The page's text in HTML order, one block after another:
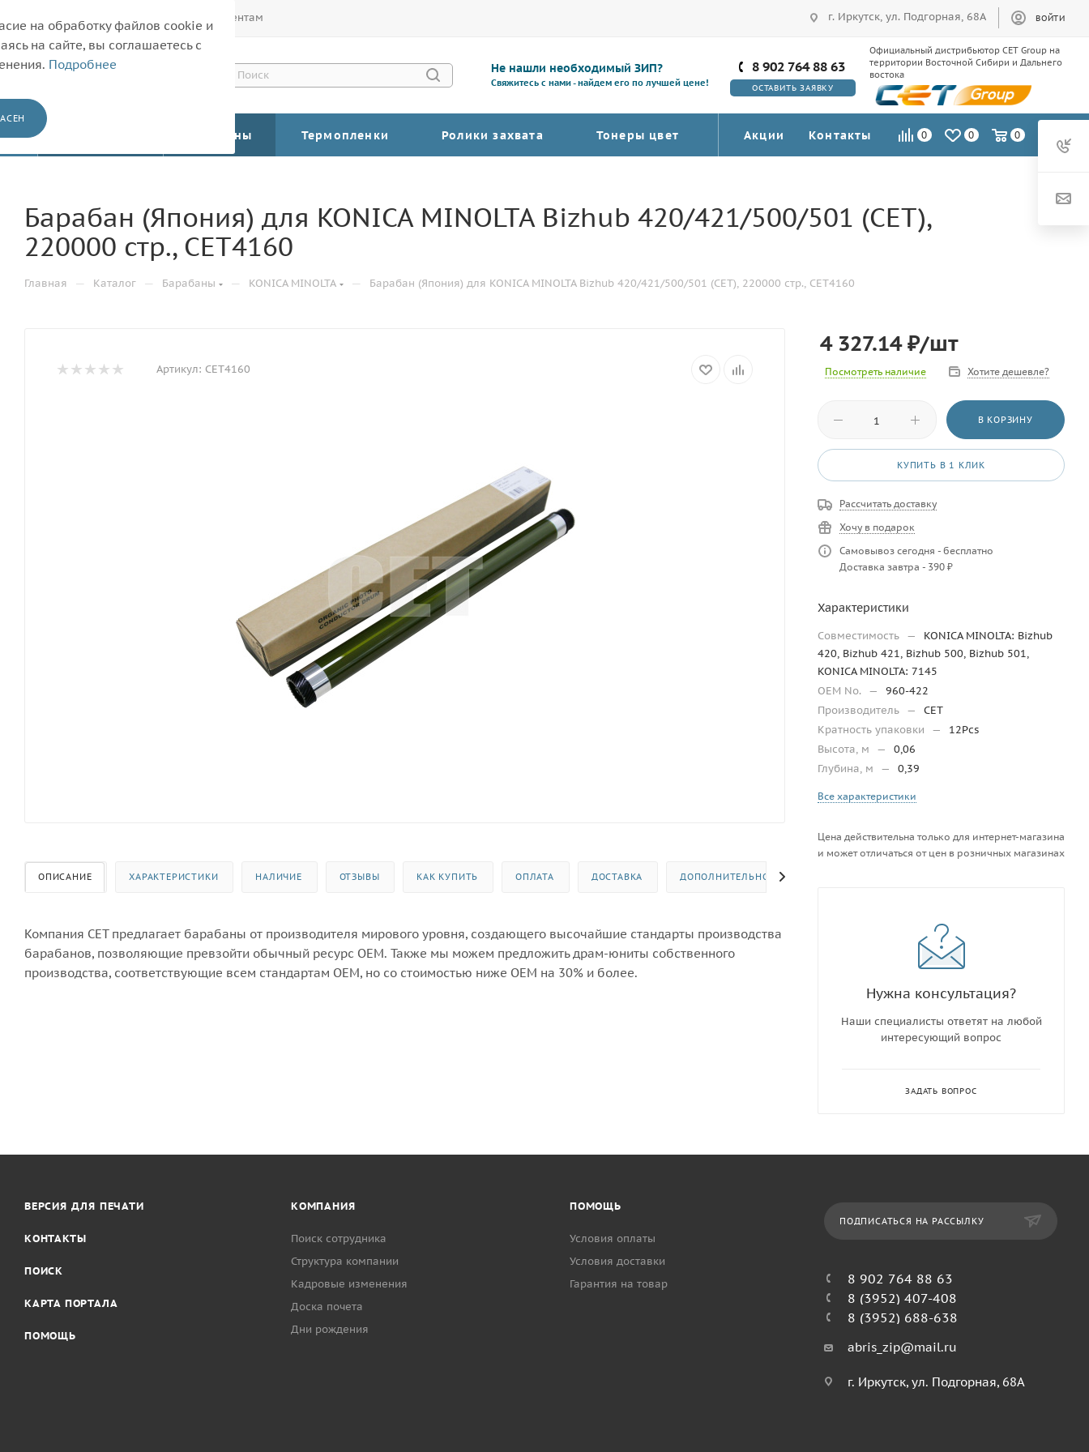
Корпоративным клиентам г. Иркутск, ул. Подгорная, 68А ВОЙТИ
Не нашли необходимый ЗИП?
Свяжитесь с нами - найдем его по лучшей цене!
8 902 764 88 63
ОСТАВИТЬ ЗАЯВКУ
Официальный дистрибьютор CET Group на
территории Восточной Сибири и Дальнего
востока
Барабаны Термопленки Ролики захвата Тонеры цвет Акции Контакты 0 0 0
Барабан (Япония) для KONICA MINOLTA Bizhub 420/421/500/501 (CET),
220000 стр., CET4160
Главная — Каталог — Барабаны — KONICA MINOLTA — Барабан (Япония) для KONICA MINOLTA Bizhub 420/421/500/501 (CET), 220000 стр., CET4160
Артикул: CET4160
ОПИСАНИЕ ХАРАКТЕРИСТИКИ НАЛИЧИЕ ОТЗЫВЫ КАК КУПИТЬ ОПЛАТА ДОСТАВКА ДОПОЛНИТЕЛЬНО
Компания CET предлагает барабаны от производителя мирового уровня, создающего высочайшие стандарты производства
барабанов, позволяющие превзойти обычный ресурс OEM. Также мы можем предложить драм-юниты собственного
производства, соответствующие всем стандартам OEM, но со стоимостью ниже OEM на 30% и более.
4 327.14₽/шт
Посмотреть наличие Хотите дешевле?
В КОРЗИНУ
КУПИТЬ В 1 КЛИК
Рассчитать доставку
Хочу в подарок
Самовывоз сегодня - бесплатно
Доставка завтра - 390 ₽
Характеристики
Совместимость —
KONICA MINOLTA: Bizhub
420, Bizhub 421, Bizhub 500, Bizhub 501,
KONICA MINOLTA: 7145
OEM No.
—
960-422
Производитель —
CET
Кратность упаковки
—
12Pcs
Высота, м
—
0,06
Глубина, м
— 0,39
Все характеристики
Цена действительна только для интернет-магазина
и может отличаться от цен в розничных магазинах
Нужна консультация?
Наши специалисты ответят на любой
интересующий вопрос
ЗАДАТЬ ВОПРОС
ВЕРСИЯ ДЛЯ ПЕЧАТИ
КОНТАКТЫ
ПОИСК
КАРТА ПОРТАЛА
ПОМОЩЬ
КОМПАНИЯ
Поиск сотрудника
Структура компании
Кадровые изменения
Доска почета
Дни рождения
ПОМОЩЬ
Условия оплаты
Условия доставки
Гарантия на товар
ПОДПИСАТЬСЯ НА РАССЫЛКУ
8 902 764 88 63
8 (3952) 407-408
8 (3952) 688-638
abris_zip@mail.ru
г. Иркутск, ул. Подгорная, 68А
на обработку файлов cookie и
на сайте, вы соглашаетесь с
Подробнее